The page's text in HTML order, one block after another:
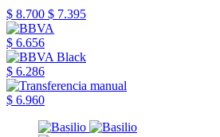
$ 8.700 $ 7.395
$ 6.656
$ 6.286
$ 6.960